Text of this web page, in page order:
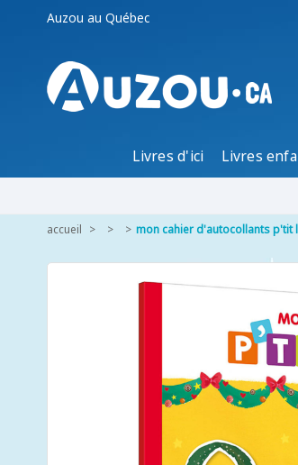
Auzou au Québec
Livres d'ici Livres
accueil mon cahier d'autocollants p'tit